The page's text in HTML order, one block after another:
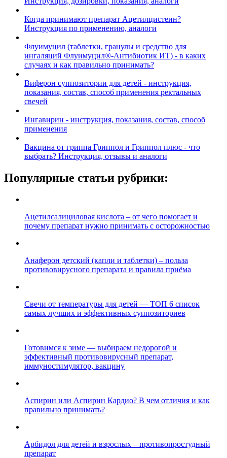
Когда принимают препарат Ацетилцистеин?
Инструкция по применению, аналоги
Флуимуцил (таблетки, гранулы и средство для
ингаляций Флуимуцил®-Антибиотик ИТ) - в каких
случаях и как правильно принимать?
Виферон суппозитории для детей - инструкция,
показания, состав, способ применения ректальных
свечей
Ингавирин - инструкция, показания, состав, способ
применения
Вакцина от гриппа Гриппол и Гриппол плюс - что
выбрать? Инструкция, отзывы и аналоги
Популярные статьи рубрики:
Ацетилсалициловая кислота – от чего помогает и
почему препарат нужно принимать с осторожностью
Анаферон детский (капли и таблетки) – польза
противовирусного препарата и правила приёма
Свечи от температуры для детей — ТОП 6 список
самых лучших и эффективных суппозиториев
Готовимся к зиме — выбираем недорогой и
эффективный противовирусный препарат,
иммуностимулятор, вакцину
Аспирин или Аспирин Кардио? В чем отличия и как
правильно принимать?
Арбидол для детей и взрослых – противопростудный
препарат